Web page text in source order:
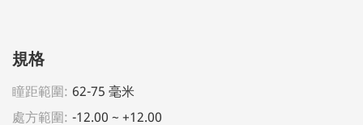
規格
瞳距範圍: 62-75 毫米
處方範圍: -12.00 ~ +12.00